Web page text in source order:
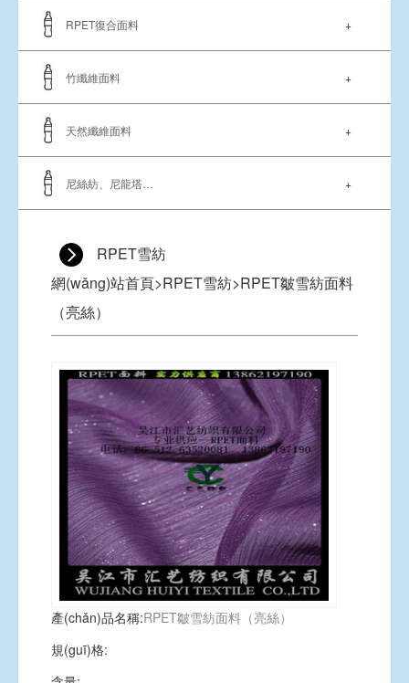
RPET復合面料 +
竹纖維面料 +
天然纖維面料 +
尼絲紡、尼龍塔… +
RPET雪紡
網(wǎng)站首頁>RPET雪紡>RPET皺雪紡面料
（亮絲）
產(chǎn)品名稱:RPET皺雪紡面料（亮絲）
規(guī)格: